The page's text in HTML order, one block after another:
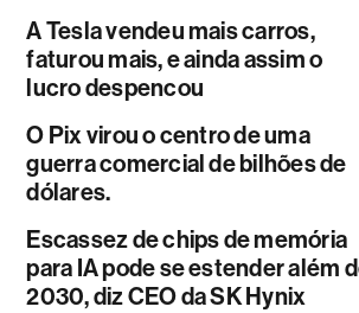
A Tesla vendeu mais carros,
faturou mais, e ainda assim o
lucro despencou
O Pix virou o centro de uma
guerra comercial de bilhões de
dólares.
Escassez de chips de memória
para IA pode se estender além
2030, diz CEO da SK Hynix